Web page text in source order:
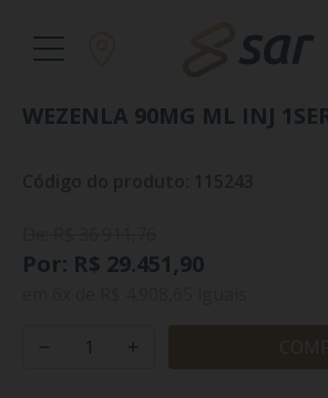
WEZENLA 90MG ML INJ
Por: R$ 29.451,90